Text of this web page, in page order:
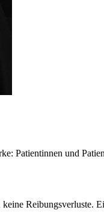
und
Reibungsverluste.